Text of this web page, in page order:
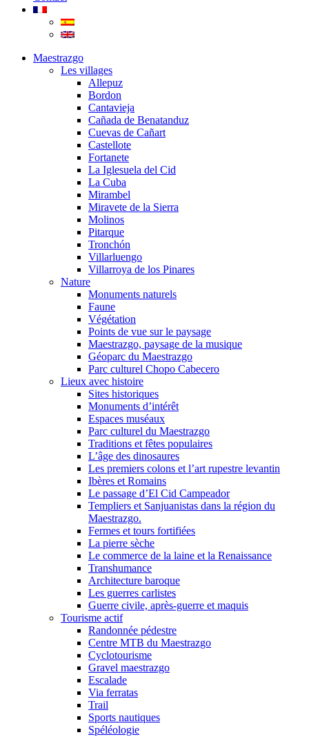
Maestrazgo
Les villages
Allepuz
Bordon
Cantavieja
Cañada de Benatanduz
Cuevas de Cañart
Castellote
Fortanete
La Iglesuela del Cid
La Cuba
Mirambel
Miravete de la Sierra
Molinos
Pitarque
Tronchón
Villarluengo
Villarroya de los Pinares
Nature
Monuments naturels
Faune
Végétation
Points de vue sur le paysage
Maestrazgo, paysage de la musique
Géoparc du Maestrazgo
Parc culturel Chopo Cabecero
Lieux avec histoire
Sites historiques
Monuments d’intérêt
Espaces muséaux
Parc culturel du Maestrazgo
Traditions et fêtes populaires
L’âge des dinosaures
Les premiers colons et l’art rupestre levantin
Ibères et Romains
Le passage d’El Cid Campeador
Templiers et Sanjuanistas dans la région du
Maestrazgo.
Fermes et tours fortifiées
La pierre sèche
Le commerce de la laine et la Renaissance
Transhumance
Architecture baroque
Les guerres carlistes
Guerre civile, après-guerre et maquis
Tourisme actif
Randonnée pédestre
Centre MTB du Maestrazgo
Cyclotourisme
Gravel maestrazgo
Escalade
Via ferratas
Trail
Sports nautiques
Spéléologie